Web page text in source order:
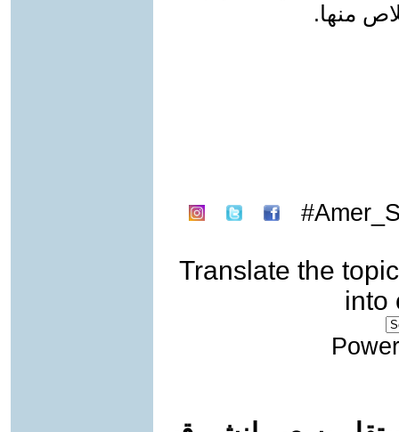
منها.
Translate the topic
into